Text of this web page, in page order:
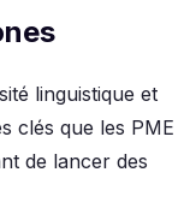
linguistique et
clés que les PME
de lancer des